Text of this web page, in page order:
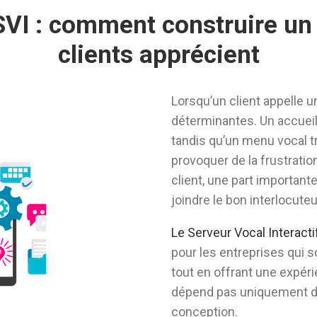
: comment construire
clients apprécient
Lorsqu’un client appelle
déterminantes. Un
tandis qu’un menu vocal
provoquer de la
client, une part
joindre le bon
Le Serveur Vocal
pour les entreprises qui
tout en offrant une
dépend pas uniquement
conception.